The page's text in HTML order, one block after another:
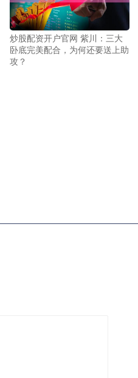
炒股配资开户官网 紫川：三大
卧底完美配合，为何还要送上助
攻？